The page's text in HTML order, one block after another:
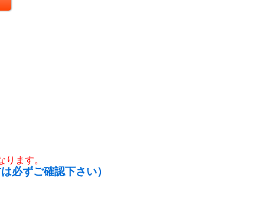
ます。
必ずご確認下さい）